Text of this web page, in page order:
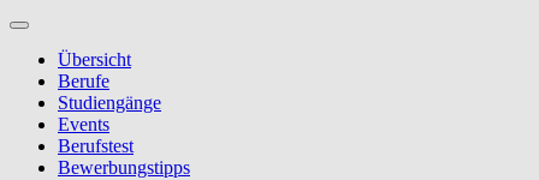
Übersicht
Berufe
Studiengänge
Events
Berufstest
Bewerbungstipps